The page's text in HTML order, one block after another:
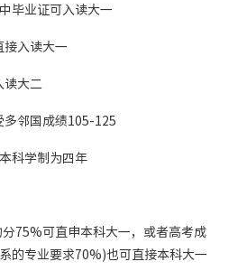
毕业证可入读大一
接入读大一
读大二
多邻国成绩105-125
科学制为四年
75%可直申本科大一，或者高考成
的专业要求70%)也可直接本科大一